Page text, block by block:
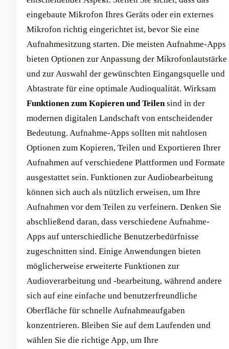
eingebaute Mikrofon Ihres Geräts oder ein externes
Mikrofon richtig eingerichtet ist, bevor Sie eine
Aufnahmesitzung starten. Die meisten Aufnahme-Apps
bieten Optionen zur Anpassung der Mikrofonlautstärke
und zur Auswahl der gewünschten Eingangsquelle und
Abtastrate für eine optimale Audioqualität. Wirksam
Funktionen zum Kopieren und Teilen sind in der
modernen digitalen Landschaft von entscheidender
Bedeutung. Aufnahme-Apps sollten mit nahtlosen
Optionen zum Kopieren, Teilen und Exportieren Ihrer
Aufnahmen auf verschiedene Plattformen und Formate
ausgestattet sein. Funktionen zur Audiobearbeitung
können sich auch als nützlich erweisen, um Ihre
Aufnahmen vor dem Teilen zu verfeinern. Denken Sie
abschließend daran, dass verschiedene Aufnahme-
Apps auf unterschiedliche Benutzerbedürfnisse
zugeschnitten sind. Einige Anwendungen bieten
möglicherweise erweiterte Funktionen zur
Audioverarbeitung und -bearbeitung, während andere
sich auf eine einfache und benutzerfreundliche
Oberfläche für schnelle Aufnahmeaufgaben
konzentrieren. Bleiben Sie auf dem Laufenden und
wählen Sie die richtige App, um Ihre